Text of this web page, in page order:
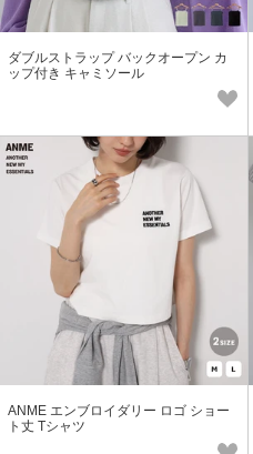
ダブルストラップ バックオープン カ
ップ付き キャミソール
ANME エンブロイダリー ロゴ ショー
ト丈 Tシャツ